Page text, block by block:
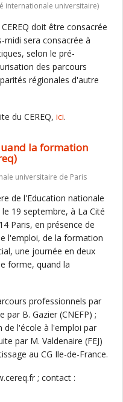
internationale universitaire)
doit être consacrée
midi sera consacrée à
selon le pré-
des parcours
régionales d'autre
du CEREQ, ici.
la formation
universitaire de Paris
de l'Education nationale
19 septembre, à La Cité
Paris, en présence de
l'emploi, de la formation
une journée en deux
forme, quand la
professionnels par
B. Gazier (CNEFP) ;
de l'école à l'emploi par
par M. Valdenaire (FEJ)
au CG Ile-de-France.
; contact :